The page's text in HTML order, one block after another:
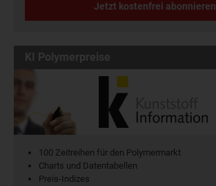
Jetzt kostenfrei abonnieren
KI Polymerpreise
100 Zeitreihen für den Polymermarkt
Charts und Datentabellen
Preis-Indizes